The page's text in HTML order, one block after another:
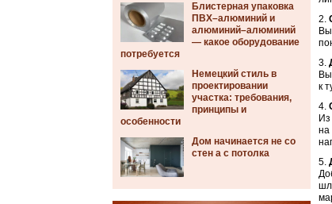
Блистерная упаковка
ПВХ–алюминий и
алюминий–алюминий
— какое оборудование
потребуется
Немецкий стиль в
проектировании
участка: требования,
принципы и
особенности
Дом начинается не со
стен а с потолка
к
на